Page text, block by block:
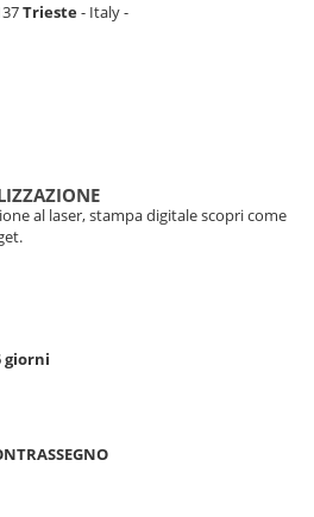
Trieste- Italy -
al laser, stampa digitale scopri come
giorni